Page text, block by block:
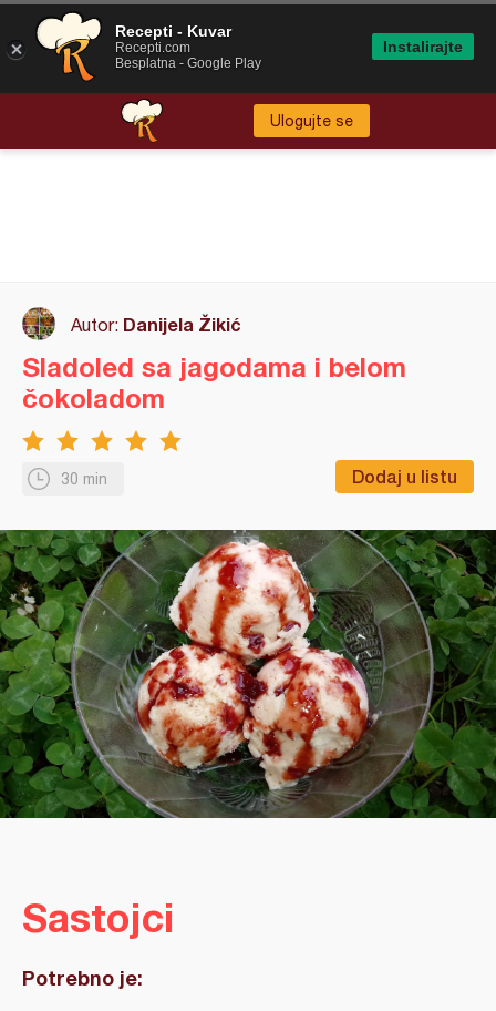
Ulogujte se
Autor: Danijela Žikić
30 min Dodaj u listu
Sladoled sa jagodama i belom
čokoladom
Sastojci
Potrebno je:
Recepti - Kuvar
Recepti.com
Besplatna - Google Play
Instalirajte